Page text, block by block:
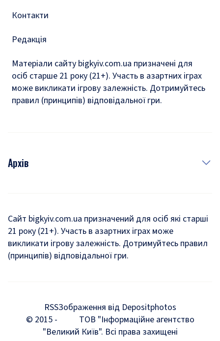
Контакти
Редакція
Матеріали сайту bigkyiv.com.ua призначені для
осіб старше 21 року (21+). Участь в азартних іграх
може викликати ігрову залежність. Дотримуйтесь
правил (принципів) відповідальної гри.
Архів
Комуналка
Хроніки війни
Мегаполіс
Київщина
Сайт bigkyiv.com.ua призначений для осіб які старші
21 року (21+). Участь в азартних іграх може
викликати ігрову залежність. Дотримуйтесь правил
(принципів) відповідальної гри.
RSSЗображення від Depositphotos
© 2015 -
ТОВ "Інформаційне агентство
"Великий Київ". Всі права захищені